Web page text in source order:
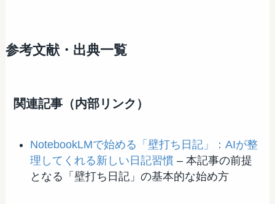
参考文献・出典一覧
関連記事（内部リンク）
NotebookLMで始める「壁打ち日記」：AIが整
理してくれる新しい日記習慣 – 本記事の前提
となる「壁打ち日記」の基本的な始め方